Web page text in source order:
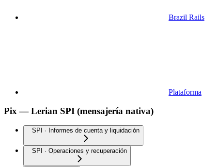
Brazil Rails
Plataforma
Pix — Lerian SPI (mensajería nativa)
SPI · Informes de cuenta y liquidación
SPI · Operaciones y recuperación